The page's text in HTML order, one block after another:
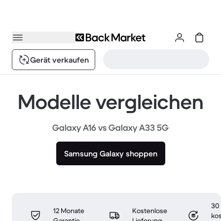
Gerät verkaufen
Modelle vergleichen
Galaxy A16 vs Galaxy A33 5G
Samsung Galaxy shoppen
12 Monate
Kostenlose
30